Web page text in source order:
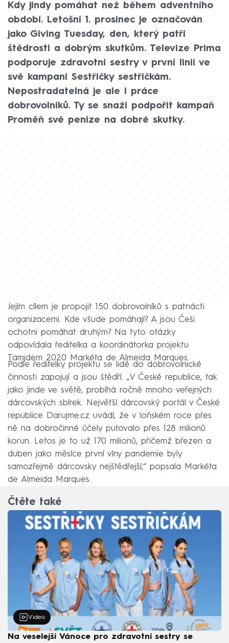
Kdy jindy pomáhat než během adventního
období. Letošní 1. prosinec je označován
jako Giving Tuesday, den, který patří
štědrosti a dobrým skutkům. Televize Prima
podporuje zdravotní sestry v první linii ve
své kampani Sestřičky sestřičkám.
Nepostradatelná je ale i práce
dobrovolníků. Ty se snaží podpořit kampaň
Proměň své peníze na dobré skutky.
Jejím cílem je propojit 150 dobrovolníků s patnácti
organizacemi. Kde všude pomáhají? A jsou Češi
ochotni pomáhat druhým? Na tyto otázky
odpovídala ředitelka a koordinátorka projektu
Tamjdem 2020 Markéta de Almeida Marques.
Podle ředitelky projektu se lidé do dobrovolnické
činnosti zapojují a jsou štědří. „V České republice, tak
jako jinde ve světě, probíhá ročně mnoho veřejných
dárcovských sbírek. Největší dárcovský portál v České
republice Darujme.cz uvádí, že v loňském roce přes
ně na dobročinné účely putovalo přes 128 milionů
korun. Letos je to už 170 milionů, přičemž březen a
duben jako měsíce první vlny pandemie byly
samozřejmě dárcovsky nejštědřejší,“ popsala Markéta
de Almeida Marques.
Čtěte také
Video
Na veselejší Vánoce pro zdravotní sestry se